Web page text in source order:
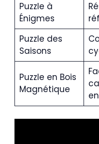
Puzzle à
Énigmes
Puzzle des
Saisons
Puzzle en Bois
Magnétique